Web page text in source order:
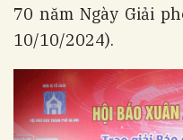
70 năm Ngày Giải
10/10/2024).